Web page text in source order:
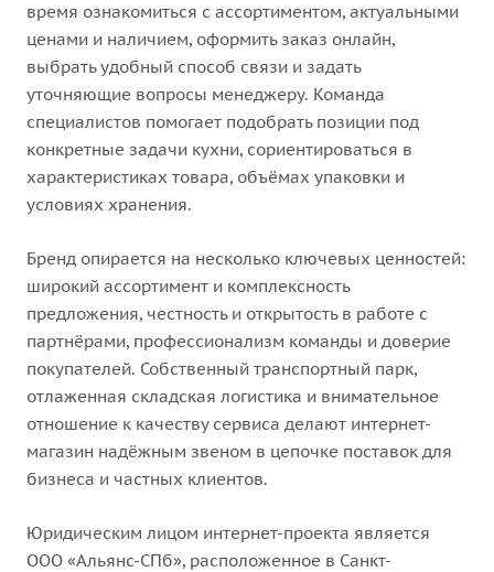
время ознакомиться с ассортиментом, актуальными
ценами и наличием, оформить заказ онлайн,
выбрать удобный способ связи и задать
уточняющие вопросы менеджеру. Команда
специалистов помогает подобрать позиции под
конкретные задачи кухни, сориентироваться в
характеристиках товара, объёмах упаковки и
условиях хранения.
Бренд опирается на несколько ключевых ценностей:
широкий ассортимент и комплексность
предложения, честность и открытость в работе с
партнёрами, профессионализм команды и доверие
покупателей. Собственный транспортный парк,
отлаженная складская логистика и внимательное
отношение к качеству сервиса делают интернет-
магазин надёжным звеном в цепочке поставок для
бизнеса и частных клиентов.
Юридическим лицом интернет-проекта является
ООО «Альянс-СПб», расположенное в Санкт-